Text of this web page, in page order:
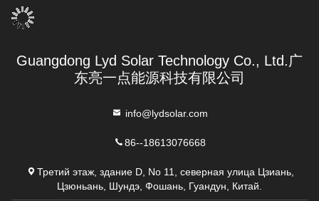
Guangdong Lyd Solar Technology Co., Ltd.广
东亮一点能源科技有限公司
info@lydsolar.com
86--18613076668
Третий этаж, здание D, No 11, северная улица Цзиань,
Цзюньань, Шундэ, Фошань, Гуандун, Китай.